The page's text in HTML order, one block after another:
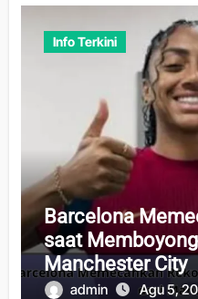
Info Terkini
Barcelona
saat
Manchester City
admin Agu 5,